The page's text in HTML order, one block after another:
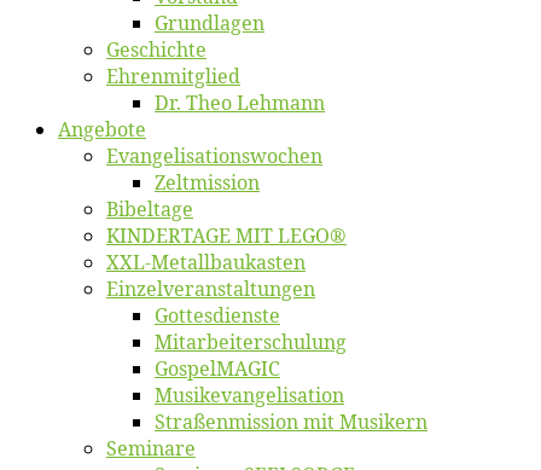
Grund­la­gen
Ge­schich­te
Eh­ren­mit­glied
Dr. Theo Lehmann
An­ge­bo­te
Evangelisa­tions­wo­chen
Zelt­mis­si­on
Bi­bel­ta­ge
KINDERTAGE MIT LEGO®
XXL-Me­­tal­l­­bau­­kas­­ten
Einzelver­an­stal­tungen
Got­tes­diens­te
Mitarbeiter­schulung
Gos­pel­MA­GIC
Musikevan­ge­li­sa­tion
Straßenmis­sion mit Musikern
Se­mi­na­re